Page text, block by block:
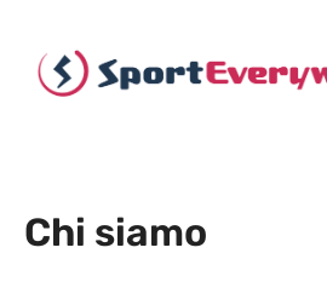
Chi siamo